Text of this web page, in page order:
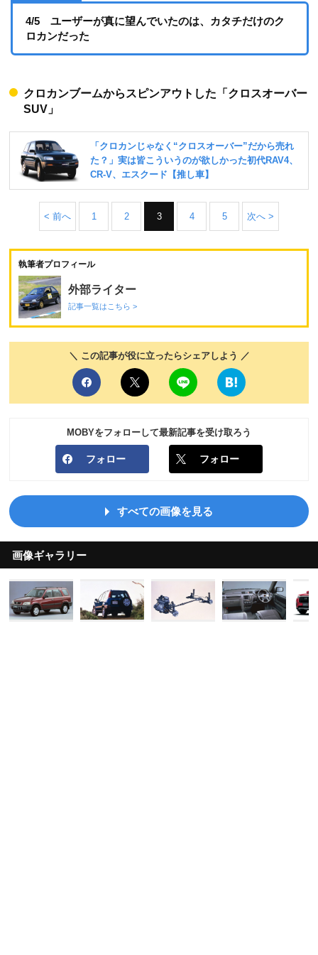
4/5 ユーザーが真に望んでいたのは、カタチだけのク
ロカンだった
クロカンブームからスピンアウトした「クロスオーバー
SUV」
< 前へ 1 2 3 4 5 次へ >
執筆者プロフィール
外部ライター
記事一覧はこちら >
＼ この記事が役に立ったらシェアしよう ／
MOBYをフォローして最新記事を受け取ろう
フォロー フォロー
すべての画像を見る
画像ギャラリー